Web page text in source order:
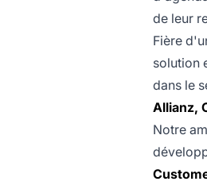
de leur
Fière
solution
dans le
Allianz,
Notre